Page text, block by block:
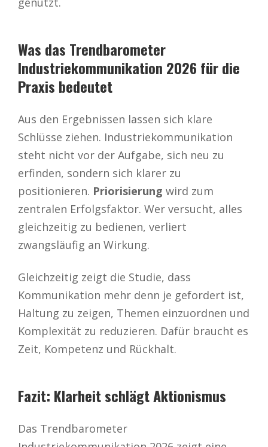
Was das Trendbarometer
Industriekommunikation 2026 für die
Praxis bedeutet
Aus den Ergebnissen lassen sich klare
Schlüsse ziehen. Industriekommunikation
steht nicht vor der Aufgabe, sich neu zu
erfinden, sondern sich klarer zu
positionieren. Priorisierung wird zum
zentralen Erfolgsfaktor. Wer versucht, alles
gleichzeitig zu bedienen, verliert
zwangsläufig an Wirkung.
Gleichzeitig zeigt die Studie, dass
Kommunikation mehr denn je gefordert ist,
Haltung zu zeigen, Themen einzuordnen und
Komplexität zu reduzieren. Dafür braucht es
Zeit, Kompetenz und Rückhalt.
Fazit: Klarheit schlägt Aktionismus
Das Trendbarometer